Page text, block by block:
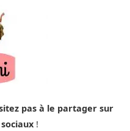
pas à le partager sur
!